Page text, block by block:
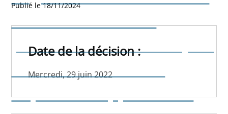
et à l'utilisation des
portefeuilles électroniques
destiné aux menues
dépenses - Approbation
Publié le 18/11/2024
Date de la décision :
Mercredi, 29 juin 2022